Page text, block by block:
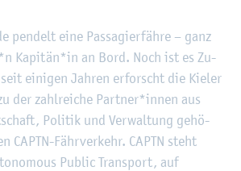
pen­delt eine Pas­sa­gier­fäh­re – ganz
Ka­pi­tän*in an Bord. Noch ist es Zu­
ei­ni­gen Jah­ren er­forscht die Kie­ler
der zahl­rei­che Part­ner*innen aus
Po­li­tik und Ver­wal­tung ge­hö­
CAPTN-Fähr­ver­kehr. CAPTN steht
Pu­blic Trans­port, auf
©Fach­hoch­schu­le Kiel